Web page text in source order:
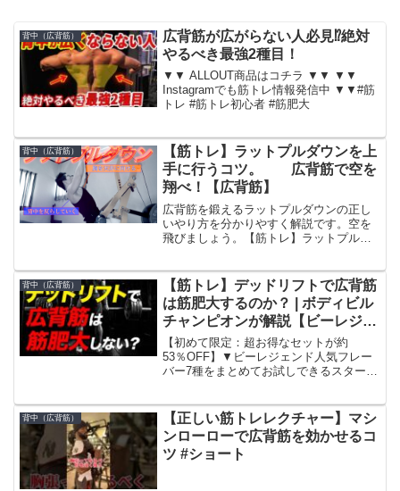
背中（広背筋）
広背筋が広がらない人必見⁉️絶対
やるべき最強2種目！
▼▼ ALLOUT商品はコチラ ▼▼ ▼▼
Instagramでも筋トレ情報発信中 ▼▼#筋
トレ #筋トレ初心者 #筋肥大
背中（広背筋）
【筋トレ】ラットプルダウンを上
手に行うコツ。 広背筋で空を
翔べ！【広背筋】
広背筋を鍛えるラットプルダウンの正し
いやり方を分かりやすく解説です。空を
飛びましょう。【筋トレ】ラットプルダ
してね(筋肉好きあるあるbot)→参考文献
この概要欄を読んで...
背中（広背筋）
【筋トレ】デッドリフトで広背筋
は筋肥大するのか？ | ボディビル
チャンピオンが解説【ビーレジェ
ンド プロテイン】
【初めて限定：超お得なセットが約
53％OFF】▼ビーレジェンド人気フレー
バー7種をまとめてお試しできるスタータ
みたい」 そんな方のために、ビーレジェ
ンドの人気フレーバ...
背中（広背筋）
【正しい筋トレレクチャー】マシ
ンローローで広背筋を効かせるコ
ツ #ショート